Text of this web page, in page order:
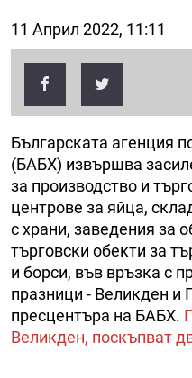
11 Април 2022, 11:11
Българската агенция
(БАБХ) извършва
за производство и
центрове за яйца,
с храни, заведения за
търговски обекти за
и борси, във връзка с
празници - Великден и
пресцентъра на БАБХ.
Великден, поскъпват